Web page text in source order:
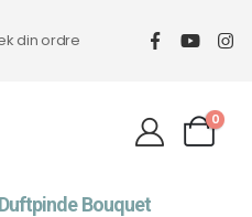
din ordre
0
Bouquet